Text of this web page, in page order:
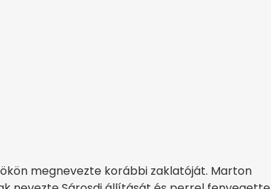
megnevezte korábbi zaklatóját. Marton